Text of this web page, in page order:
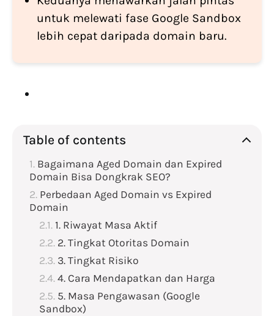
untuk melewati fase Google Sandbox
lebih cepat daripada domain baru.
Table of contents
Bagaimana Aged Domain dan Expired
Domain Bisa Dongkrak SEO?
Perbedaan Aged Domain vs Expired
Domain
1. Riwayat Masa Aktif
2. Tingkat Otoritas Domain
3. Tingkat Risiko
4. Cara Mendapatkan dan Harga
5. Masa Pengawasan (Google
Sandbox)